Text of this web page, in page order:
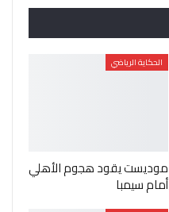
الحكاية الرياضي
موديست يقود هجوم الأهلي
أمام سيمبا